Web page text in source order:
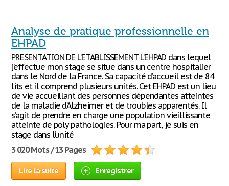
Analyse de pratique professionnelle en
EHPAD
PRESENTATION DE L’ETABLISSEMENT L’EHPAD dans lequel
j’effectue mon stage se situe dans un centre hospitalier
dans le Nord de la France. Sa capacité d’accueil est de 84
lits et il comprend plusieurs unités. Cet EHPAD est un lieu
de vie accueillant des personnes dépendantes atteintes
de la maladie d’Alzheimer et de troubles apparentés. Il
s’agit de prendre en charge une population vieillissante
atteinte de poly pathologies. Pour ma part, je suis en
stage dans l’unité
3 020 Mots / 13 Pages
Lire la suite Enregistrer